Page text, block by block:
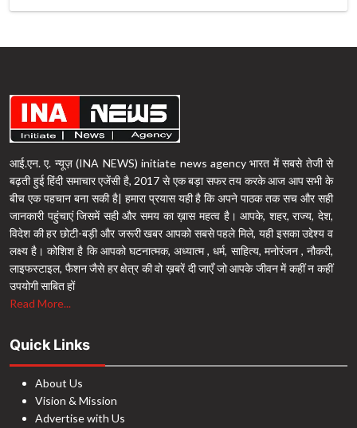
आई.एन. ए. न्यूज़ (INA NEWS) initiate news agency भारत में सबसे तेजी से
बढ़ती हुई हिंदी समाचार एजेंसी है, 2017 से एक बड़ा सफर तय करके आज आप सभी के
बीच एक पहचान बना सकी है| हमारा प्रयास यही है कि अपने पाठक तक सच और सही
जानकारी पहुंचाएं जिसमें सही और समय का ख़ास महत्व है। आपके, शहर, राज्य, देश,
विदेश की हर छोटी-बड़ी और जरूरी खबर आपको सबसे पहले मिले, यही इसका उद्देश्य व
लक्ष्य है। कोशिश है कि आपको घटनात्मक, अध्यात्म , धर्म, साहित्य, मनोरंजन , नौकरी,
लाइफस्टाइल, फैशन जैसे हर क्षेत्र की वो ख़बरें दी जाएँ जो आपके जीवन में कहीं न कहीं
उपयोगी साबित हों
Read More...
Quick Links
About Us
Vision & Mission
Advertise with Us